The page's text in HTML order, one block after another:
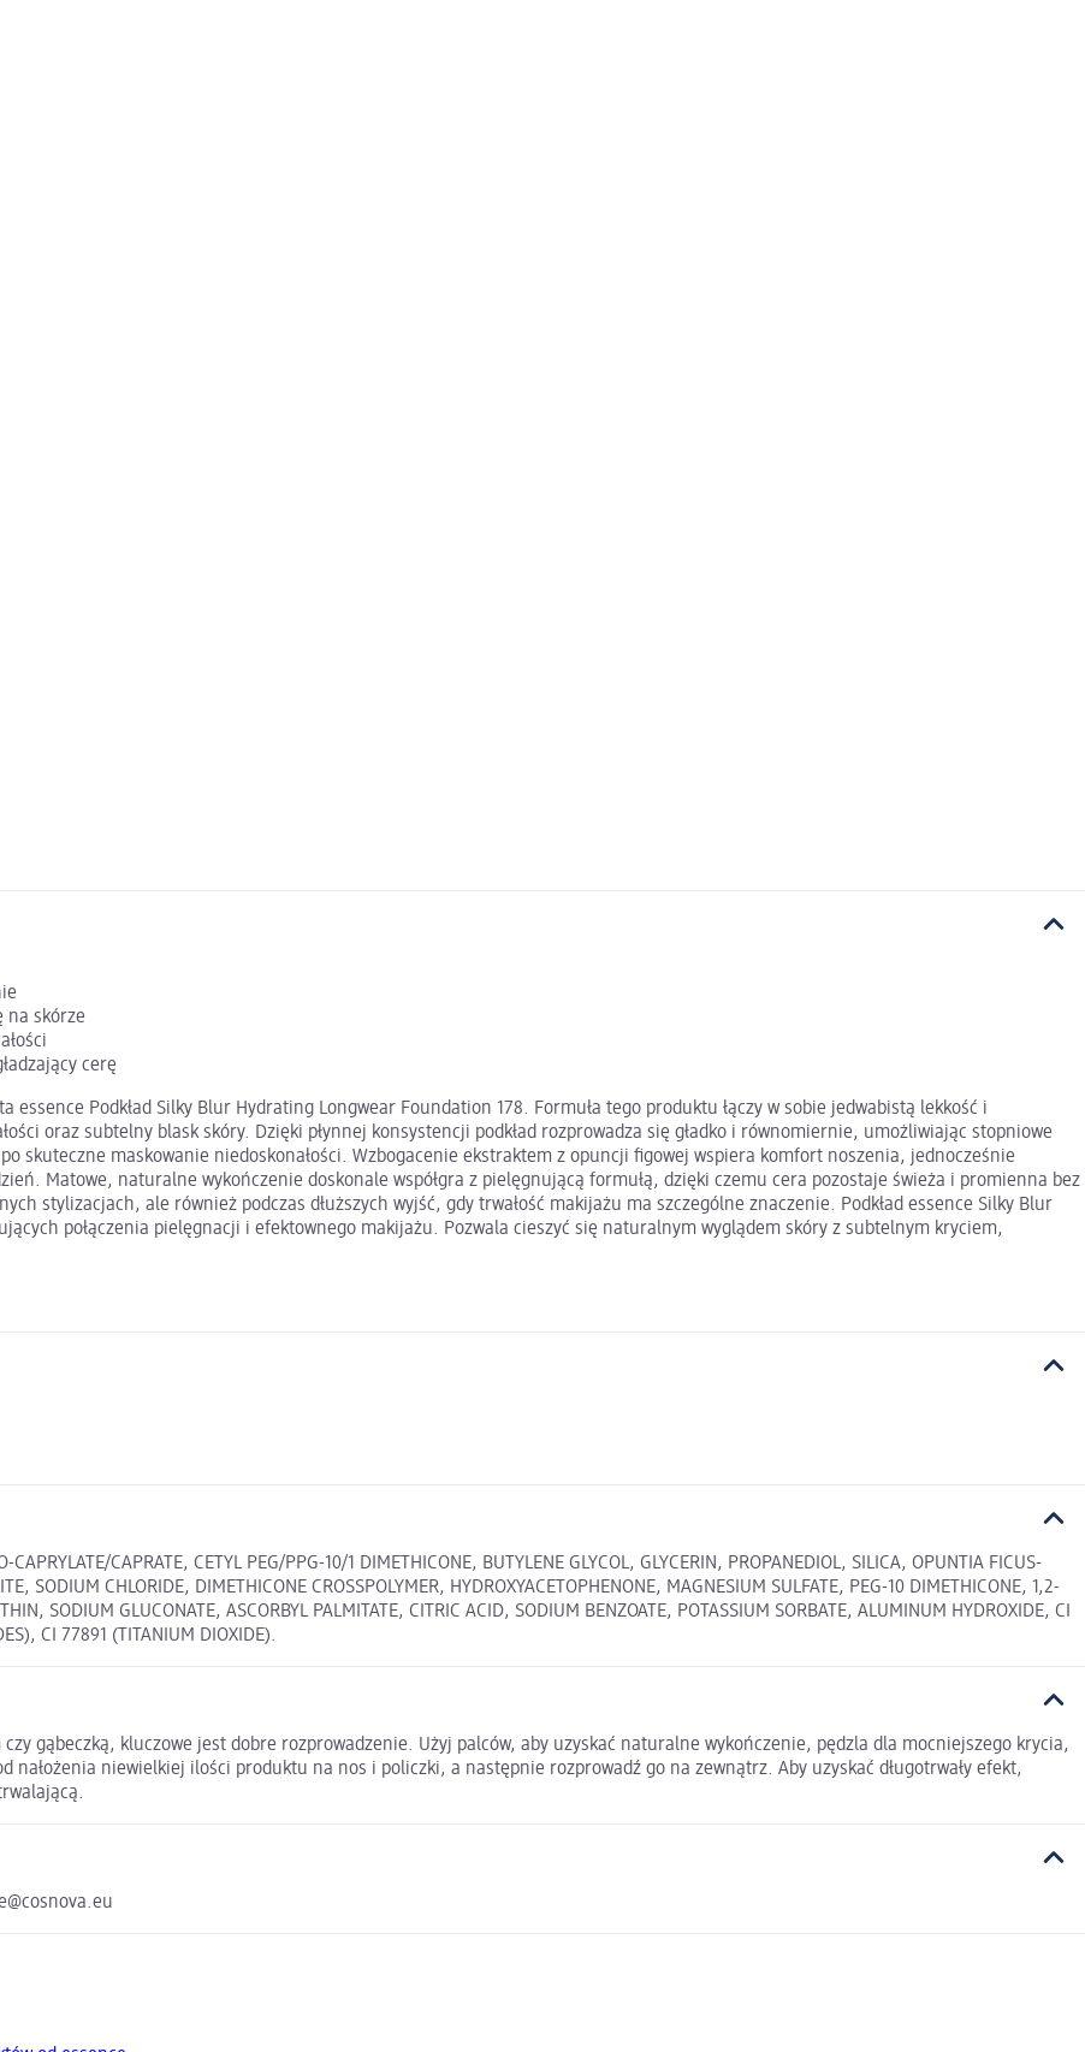
na skórze
cerę
Podkład Silky Blur Hydrating Longwear Foundation 178. Formuła tego produktu łączy w sobie jedwabistą lekkość i
oraz subtelny blask skóry. Dzięki płynnej konsystencji podkład rozprowadza się gładko i równomiernie, umożliwiając stopniowe
skuteczne maskowanie niedoskonałości. Wzbogacenie ekstraktem z opuncji figowej wspiera komfort noszenia, jednocześnie
Matowe, naturalne wykończenie doskonale współgra z pielęgnującą formułą, dzięki czemu cera pozostaje świeża i promienna bez
stylizacjach, ale również podczas dłuższych wyjść, gdy trwałość makijażu ma szczególne znaczenie. Podkład essence Silky Blur
połączenia pielęgnacji i efektownego makijażu. Pozwala cieszyć się naturalnym wyglądem skóry z subtelnym kryciem,
CAPRATE, CETYL PEG/PPG-10/1 DIMETHICONE, BUTYLENE GLYCOL, GLYCERIN, PROPANEDIOL, SILICA, OPUNTIA FICUS-
SODIUM CHLORIDE, DIMETHICONE CROSSPOLYMER, HYDROXYACETOPHENONE, MAGNESIUM SULFATE, PEG-10 DIMETHICONE, 1,2-
SODIUM GLUCONATE, ASCORBYL PALMITATE, CITRIC ACID, SODIUM BENZOATE, POTASSIUM SORBATE, ALUMINUM HYDROXIDE, CI
CI 77891 (TITANIUM DIOXIDE).
gąbeczką, kluczowe jest dobre rozprowadzenie. Użyj palców, aby uzyskać naturalne wykończenie, pędzla dla mocniejszego krycia,
niewielkiej ilości produktu na nos i policzki, a następnie rozprowadź go na zewnątrz. Aby uzyskać długotrwały efekt,